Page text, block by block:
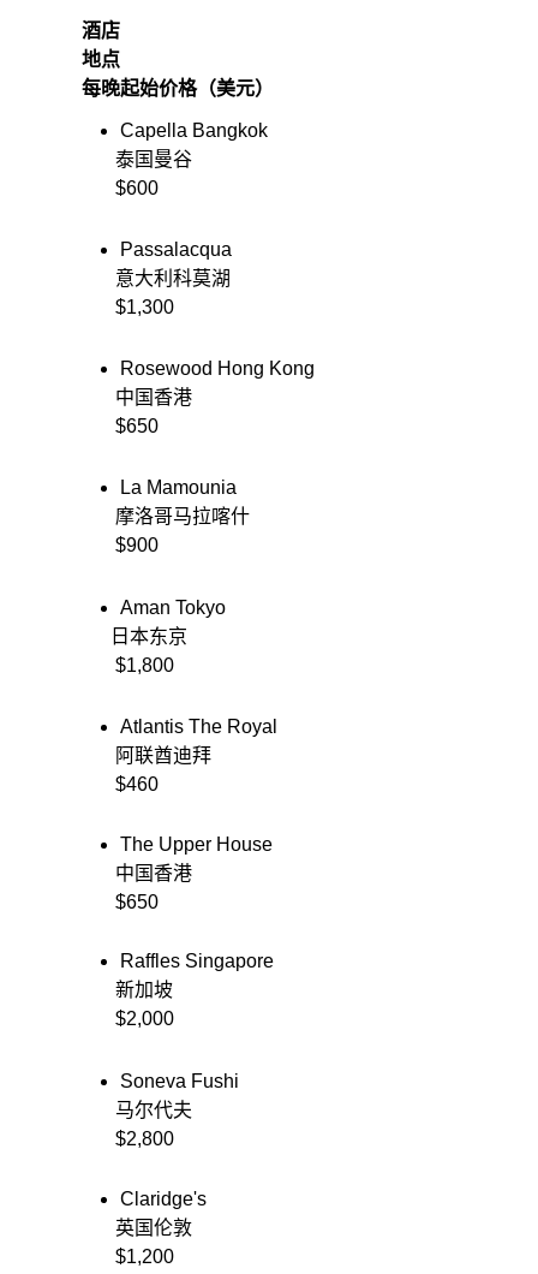
  酒店
  地点
  每晚起始价格（美元）
Capella Bangkok
         泰国曼谷
         $600
Passalacqua
         意大利科莫湖
         $1,300
Rosewood Hong Kong
         中国香港
         $650
La Mamounia
         摩洛哥马拉喀什
         $900
Aman Tokyo
        日本东京
         $1,800
Atlantis The Royal
         阿联酋迪拜
         $460
The Upper House
         中国香港
         $650
Raffles Singapore
         新加坡
         $2,000
Soneva Fushi
         马尔代夫
         $2,800
Claridge's
         英国伦敦
         $1,200